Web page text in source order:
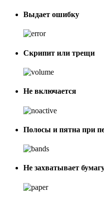
Выдает ошибку
Скрипит или трещи
Не включается
Полосы и пятна при
Не захватывает